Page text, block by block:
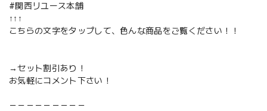
#関西リユース本舗
↑↑↑
こちらの文字をタップして、色んな商品をご覧ください！！
→セット割引あり！
お気軽にコメント下さい！
－－－－－－－－－